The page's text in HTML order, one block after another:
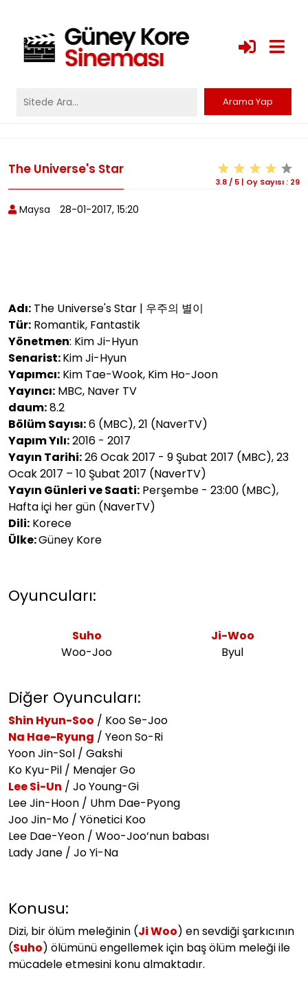
The Universe's Star
3.8 / 5 | Oy Sayısı : 29
Maysa 28-01-2017, 15:20
Adı: The Universe's Star | 우주의 별이
Tür: Romantik, Fantastik
Yönetmen: Kim Ji-Hyun
Senarist:Kim Ji-Hyun
Yapımcı: Kim Tae-Wook, Kim Ho-Joon
Yayıncı: MBC, Naver TV
daum:8.2
Bölüm Sayısı:6 (MBC), 21 (NaverTV)
Yapım Yılı:2016 - 2017
Yayın Tarihi:26 Ocak 2017 - 9 Şubat 2017 (MBC), 23
Ocak 2017 – 10 Şubat 2017 (NaverTV)
Yayın Günleri ve Saati: Perşembe - 23:00 (MBC),
Hafta içi her gün (NaverTV)
Dili: Korece
Ülke:Güney Kore
Oyuncuları:
Suho
Woo-Joo
Ji-Woo
Byul
Diğer Oyuncuları:
Shin Hyun-Soo / Koo Se-Joo
Na Hae-Ryung / Yeon So-Ri
Yoon Jin-Sol / Gakshi
Ko Kyu-Pil / Menajer Go
Lee Si-Un / Jo Young-Gi
Lee Jin-Hoon / Uhm Dae-Pyong
Joo Jin-Mo / Yönetici Koo
Lee Dae-Yeon / Woo-Joo’nun babası
Lady Jane / Jo Yi-Na
Konusu:
Dizi, bir ölüm meleğinin (Ji Woo) en sevdiği şarkıcının
(Suho) ölümünü engellemek için baş ölüm meleği ile
mücadele etmesini konu almaktadır.